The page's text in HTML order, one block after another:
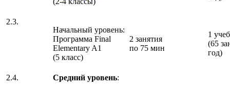
2.3.
Начальный уровень:
Программа Final
Elementary A1
(5 класс)
2 занятия
по 75 мин
1
(65
год)
2.4. Средний уровень: